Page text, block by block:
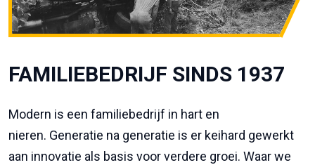
FAMILIEBEDRIJF SINDS 1937
Modern is een familiebedrijf in hart en
nieren. Generatie na generatie is er keihard gewerkt
aan innovatie als basis voor verdere groei. Waar we